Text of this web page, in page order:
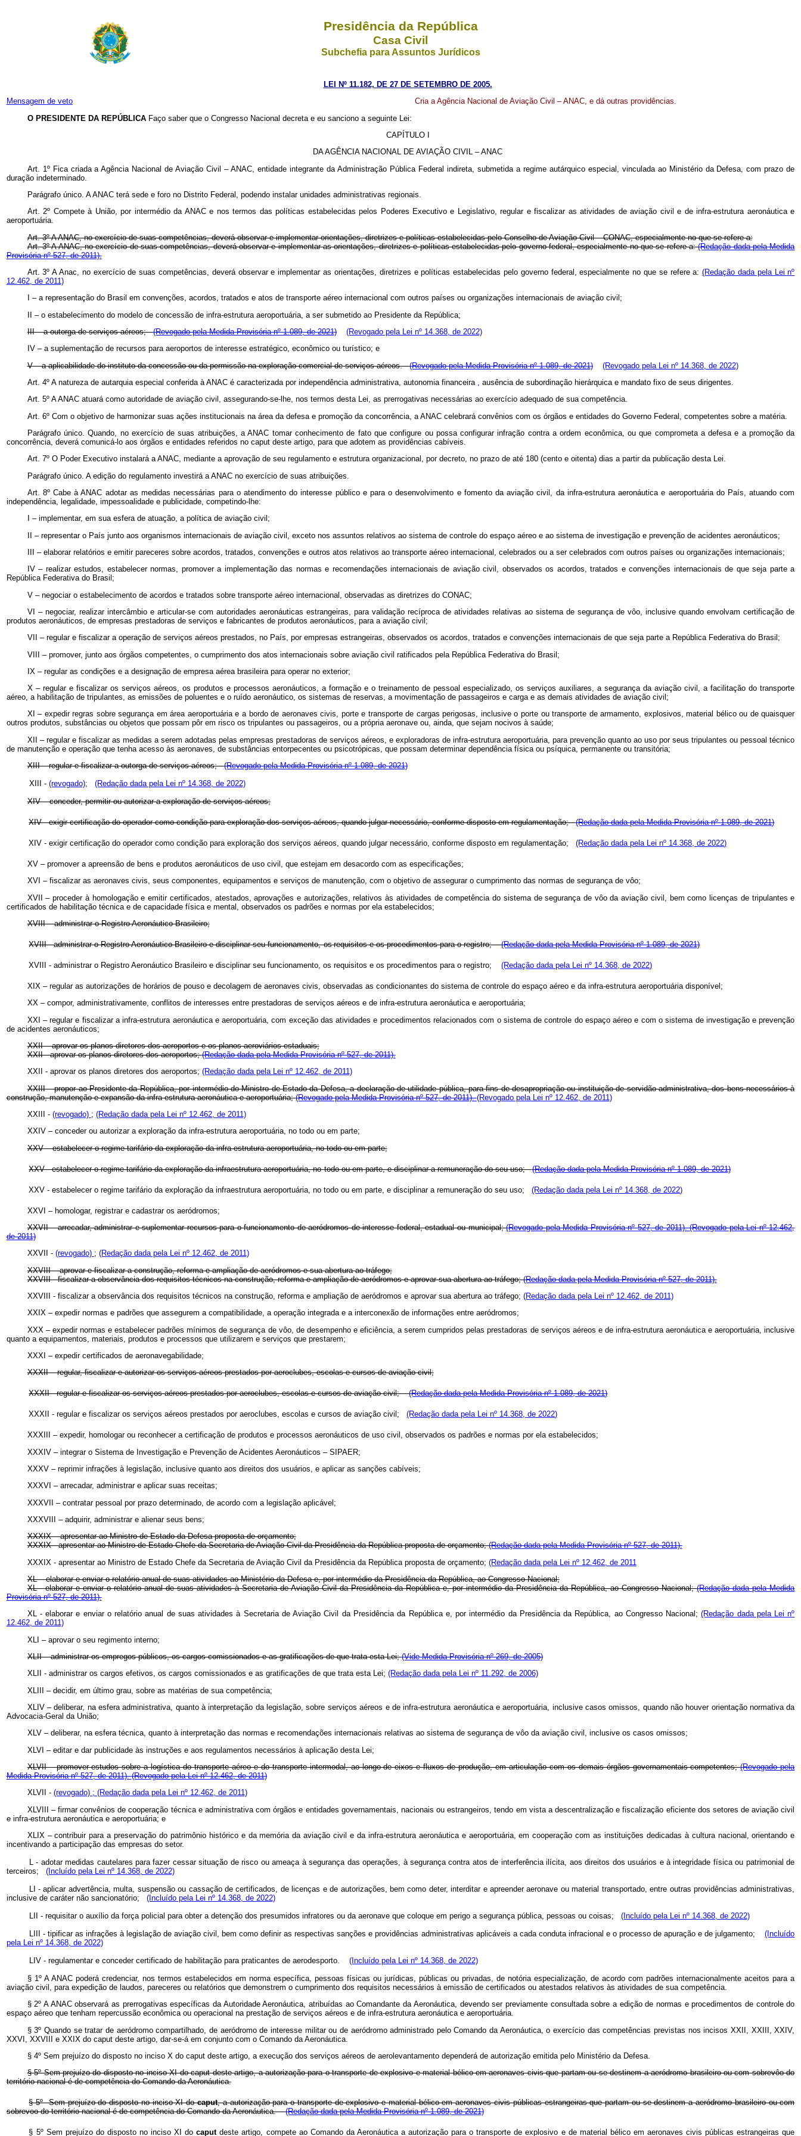
Presidência da República
Casa Civil
Subchefia para Assuntos Jurídicos
LEI Nº 11.182, DE 27 DE SETEMBRO DE 2005.
Mensagem de veto
Cria a Agência Nacional de Aviação Civil – ANAC, e dá outras providências.
O PRESIDENTE DA REPÚBLICA Faço saber que o Congresso Nacional decreta e eu sanciono a seguinte Lei:
CAPÍTULO I
DA AGÊNCIA NACIONAL DE AVIAÇÃO CIVIL – ANAC
Art. 1º Fica criada a Agência Nacional de Aviação Civil – ANAC, entidade integrante da Administração Pública Federal indireta, submetida a regime autárquico especial, vinculada ao Ministério da Defesa, com prazo de
duração indeterminado.
Parágrafo único. A ANAC terá sede e foro no Distrito Federal, podendo instalar unidades administrativas regionais.
Art. 2º Compete à União, por intermédio da ANAC e nos termos das políticas estabelecidas pelos Poderes Executivo e Legislativo, regular e fiscalizar as atividades de aviação civil e de infra-estrutura aeronáutica e
aeroportuária.
Art. 3º A ANAC, no exercício de suas competências, deverá observar e implementar orientações, diretrizes e políticas estabelecidas pelo Conselho de Aviação Civil – CONAC, especialmente no que se refere a:
Art. 3º A ANAC, no exercício de suas competências, deverá observar e implementar as orientações, diretrizes e políticas estabelecidas pelo governo federal, especialmente no que se refere a:(Redação dada pela Medida
Provisória nº 527, de 2011).
Art. 3º A Anac, no exercício de suas competências, deverá observar e implementar as orientações, diretrizes e políticas estabelecidas pelo governo federal, especialmente no que se refere a:(Redação dada pela Lei nº
12.462, de 2011)
I – a representação do Brasil em convenções, acordos, tratados e atos de transporte aéreo internacional com outros países ou organizações internacionais de aviação civil;
II – o estabelecimento do modelo de concessão de infra-estrutura aeroportuária, a ser submetido ao Presidente da República;
III – a outorga de serviços aéreos;(Revogado pela Medida Provisória nº 1.089, de 2021)
(Revogado pela Lei nº 14.368, de 2022)
IV – a suplementação de recursos para aeroportos de interesse estratégico, econômico ou turístico; e
V – a aplicabilidade do instituto da concessão ou da permissão na exploração comercial de serviços aéreos.(Revogado pela Medida Provisória nº 1.089, de 2021)
(Revogado pela Lei nº 14.368, de 2022)
Art. 4º A natureza de autarquia especial conferida à ANAC é caracterizada por independência administrativa, autonomia financeira
ausência de subordinação hierárquica e mandato fixo de seus dirigentes.
Art. 5º A ANAC atuará como autoridade de aviação civil, assegurando-se-lhe, nos termos desta Lei, as prerrogativas necessárias ao exercício adequado de sua competência.
Art. 6º Com o objetivo de harmonizar suas ações institucionais na área da defesa e promoção da concorrência, a ANAC celebrará convênios com os órgãos e entidades do Governo Federal, competentes sobre a matéria.
Parágrafo único. Quando, no exercício de suas atribuições, a ANAC tomar conhecimento de fato que configure ou possa configurar infração contra a ordem econômica, ou que comprometa a defesa e a promoção da
concorrência, deverá comunicá-lo aos órgãos e entidades referidos no caput deste artigo, para que adotem as providências cabíveis.
Art. 7º O Poder Executivo instalará a ANAC, mediante a aprovação de seu regulamento e estrutura organizacional, por decreto, no prazo de até 180 (cento e oitenta) dias a partir da publicação desta Lei.
Parágrafo único. A edição do regulamento investirá a ANAC no exercício de suas atribuições.
Art. 8º Cabe à ANAC adotar as medidas necessárias para o atendimento do interesse público e para o desenvolvimento e fomento da aviação civil, da infra-estrutura aeronáutica e aeroportuária do País, atuando com
independência, legalidade, impessoalidade e publicidade, competindo-lhe:
I – implementar, em sua esfera de atuação, a política de aviação civil;
II – representar o País junto aos organismos internacionais de aviação civil, exceto nos assuntos relativos ao sistema de controle do espaço aéreo e ao sistema de investigação e prevenção de acidentes aeronáuticos;
III – elaborar relatórios e emitir pareceres sobre acordos, tratados, convenções e outros atos relativos ao transporte aéreo internacional, celebrados ou a ser celebrados com outros países ou organizações internacionais;
IV – realizar estudos, estabelecer normas, promover a implementação das normas e recomendações internacionais de aviação civil, observados os acordos, tratados e convenções internacionais de que seja parte a
República Federativa do Brasil;
V – negociar o estabelecimento de acordos e tratados sobre transporte aéreo internacional, observadas as diretrizes do CONAC;
VI – negociar, realizar intercâmbio e articular-se com autoridades aeronáuticas estrangeiras, para validação recíproca de atividades relativas ao sistema de segurança de vôo, inclusive quando envolvam certificação de
produtos aeronáuticos, de empresas prestadoras de serviços e fabricantes de produtos aeronáuticos, para a aviação civil;
VII – regular e fiscalizar a operação de serviços aéreos prestados, no País, por empresas estrangeiras, observados os acordos, tratados e convenções internacionais de que seja parte a República Federativa do Brasil;
VIII – promover, junto aos órgãos competentes, o cumprimento dos atos internacionais sobre aviação civil ratificados pela República Federativa do Brasil;
IX – regular as condições e a designação de empresa aérea brasileira para operar no exterior;
X – regular e fiscalizar os serviços aéreos, os produtos e processos aeronáuticos, a formação e o treinamento de pessoal especializado, os serviços auxiliares, a segurança da aviação civil, a facilitação do transporte
aéreo, a habilitação de tripulantes, as emissões de poluentes e o ruído aeronáutico, os sistemas de reservas, a movimentação de passageiros e carga e as demais atividades de aviação civil;
XI – expedir regras sobre segurança em área aeroportuária e a bordo de aeronaves civis, porte e transporte de cargas perigosas, inclusive o porte ou transporte de armamento, explosivos, material bélicoou de quaisquer
outros produtos, substâncias ou objetos que possam pôr em risco os tripulantes ou passageiros, ou a própria aeronave ou, ainda, que sejam nocivos à saúde;
XII – regular e fiscalizar as medidas a serem adotadas pelas empresas prestadoras de serviços aéreos, e exploradoras de infra-estrutura aeroportuária, para prevenção quanto ao uso por seus tripulantes ou pessoal técnico
de manutenção e operação que tenha acesso às aeronaves, de substâncias entorpecentes ou psicotrópicas, que possam determinar dependência física ou psíquica, permanente ou transitória;
XIII – regular e fiscalizar a outorga de serviços aéreos;(Revogado pela Medida Provisória nº 1.089, de 2021)
XIII - (revogado); (Redação dada pela Lei nº 14.368, de 2022)
XIV – conceder, permitir ou autorizar a exploração de serviços aéreos;
XIV - exigir certificação do operador como condição para exploração dos serviços aéreos, quando julgar necessário, conforme disposto em regulamentação;(Redação dada pela Medida Provisória nº 1.089, de 2021)
XIV - exigir certificação do operador como condição para exploração dos serviços aéreos, quando julgar necessário, conforme disposto em regulamentação;(Redação dada pela Lei nº 14.368, de 2022)
XV – promover a apreensão de bens e produtos aeronáuticos de uso civil, que estejam em desacordo com as especificações;
XVI – fiscalizar as aeronaves civis, seus componentes, equipamentos e serviços de manutenção, com o objetivo de assegurar o cumprimento das normas de segurança de vôo;
XVII – proceder à homologação e emitir certificados, atestados, aprovações e autorizações, relativos às atividades de competência do sistema de segurança de vôo da aviação civil, bem como licenças de tripulantes e
certificados de habilitação técnica e de capacidade física e mental, observados os padrões e normas por ela estabelecidos;
XVIII – administrar o Registro Aeronáutico Brasileiro;
XVIII - administrar o Registro Aeronáutico Brasileiro e disciplinar seu funcionamento, os requisitos e os procedimentos para o registro;(Redação dada pela Medida Provisória nº 1.089, de 2021)
XVIII - administrar o Registro Aeronáutico Brasileiro e disciplinar seu funcionamento, os requisitos e os procedimentos para o registro;(Redação dada pela Lei nº 14.368, de 2022)
XIX – regular as autorizações de horários de pouso e decolagem de aeronaves civis, observadas as condicionantes do sistema de controle do espaço aéreo e da infra-estrutura aeroportuária disponível;
XX – compor, administrativamente, conflitos de interesses entre prestadoras de serviços aéreos e de infra-estrutura aeronáutica e aeroportuária;
XXI – regular e fiscalizar a infra-estrutura aeronáutica e aeroportuária, com exceção das atividades e procedimentos relacionados com o sistema de controle do espaço aéreo e com o sistema de investigação e prevenção
de acidentes aeronáuticos;
XXII – aprovar os planos diretores dos aeroportos e os planos aeroviários estaduais;
XXII - aprovar os planos diretores dos aeroportos;(Redação dada pela Medida Provisória nº 527, de 2011).
XXII - aprovar os planos diretores dos aeroportos; (Redação dada pela Lei nº 12.462, de 2011)
XXIII – propor ao Presidente da República, por intermédio do Ministro de Estado da Defesa, a declaração de utilidade pública, para fins de desapropriação ou instituição de servidão administrativa, dos bens necessários à
construção, manutenção e expansão da infra-estrutura aeronáutica e aeroportuária;(Revogado pela Medida Provisória nº 527, de 2011).(Revogado pela Lei nº 12.462, de 2011)
XXIII - (revogado) ; (Redação dada pela Lei nº 12.462, de 2011)
XXIV – conceder ou autorizar a exploração da infra-estrutura aeroportuária, no todo ou em parte;
XXV – estabelecer o regime tarifário da exploração da infra-estrutura aeroportuária, no todo ou em parte;
XXV - estabelecer o regime tarifário da exploração da infraestrutura aeroportuária, no todo ou em parte, e disciplinar a remuneração do seu uso;(Redação dada pela Medida Provisória nº 1.089, de 2021)
XXV - estabelecer o regime tarifário da exploração da infraestrutura aeroportuária, no todo ou em parte, e disciplinar a remuneração do seu uso;(Redação dada pela Lei nº 14.368, de 2022)
XXVI – homologar, registrar e cadastrar os aeródromos;
XXVII – arrecadar, administrar e suplementar recursos para o funcionamento de aeródromos de interesse federal, estadual ou municipal;(Revogado pela Medida Provisória nº 527, de 2011).(Revogado pela Lei nº 12.462,
de 2011)
XXVII - (revogado) ; (Redação dada pela Lei nº 12.462, de 2011)
XXVIII – aprovar e fiscalizar a construção, reforma e ampliação de aeródromos e sua abertura ao tráfego;
XXVIII - fiscalizar a observância dos requisitos técnicos na construção, reforma e ampliação de aeródromos e aprovar sua abertura ao tráfego;(Redação dada pela Medida Provisória nº 527, de 2011).
XXVIII - fiscalizar a observância dos requisitos técnicos na construção, reforma e ampliação de aeródromos e aprovar sua abertura ao tráfego; (Redação dada pela Lei nº 12.462, de 2011)
XXIX – expedir normas e padrões que assegurem a compatibilidade, a operação integrada e a interconexão de informações entre aeródromos;
XXX – expedir normas e estabelecer padrões mínimos de segurança de vôo, de desempenho e eficiência, a serem cumpridos pelas prestadoras de serviços aéreos e de infra-estrutura aeronáutica e aeroportuária, inclusive
quanto a equipamentos, materiais, produtos e processos que utilizarem e serviços que prestarem;
XXXI – expedir certificados de aeronavegabilidade;
XXXII – regular, fiscalizar e autorizar os serviços aéreos prestados por aeroclubes, escolas e cursos de aviação civil;
XXXII - regular e fiscalizar os serviços aéreos prestados por aeroclubes, escolas e cursos de aviação civil;(Redação dada pela Medida Provisória nº 1.089, de 2021)
XXXII - regular e fiscalizar os serviços aéreos prestados por aeroclubes, escolas e cursos de aviação civil;(Redação dada pela Lei nº 14.368, de 2022)
XXXIII – expedir, homologar ou reconhecer a certificação de produtos e processos aeronáuticos de uso civil, observados os padrões e normas por ela estabelecidos;
XXXIV – integrar o Sistema de Investigação e Prevenção de Acidentes Aeronáuticos – SIPAER;
XXXV – reprimir infrações à legislação, inclusive quanto aos direitos dos usuários, e aplicar as sanções cabíveis;
XXXVI – arrecadar, administrar e aplicar suas receitas;
XXXVII – contratar pessoal por prazo determinado, de acordo com a legislação aplicável;
XXXVIII – adquirir, administrar e alienar seus bens;
XXXIX – apresentar ao Ministro de Estado da Defesa proposta de orçamento;
XXXIX - apresentar ao Ministro de Estado Chefe da Secretaria de Aviação Civil da Presidência da República proposta de orçamento;(Redação dada pela Medida Provisória nº 527, de 2011).
XXXIX - apresentar ao Ministro de Estado Chefe da Secretaria de Aviação Civil da Presidência da República proposta de orçamento; (Redação dada pela Lei nº 12.462, de 2011
XL – elaborar e enviar o relatório anual de suas atividades ao Ministério da Defesa e, por intermédio da Presidência da República, ao Congresso Nacional;
XL - elaborar e enviar o relatório anual de suas atividades à Secretaria de Aviação Civil da Presidência da República e, por intermédio da Presidência da República, ao Congresso Nacional;(Redação dada pela Medida
Provisória nº 527, de 2011).
XL - elaborar e enviar o relatório anual de suas atividades à Secretaria de Aviação Civil da Presidência da República e, por intermédio da Presidência da República, ao Congresso Nacional;(Redação dada pela Lei nº
12.462, de 2011)
XLI – aprovar o seu regimento interno;
XLII – administrar os empregos públicos, os cargos comissionados e as gratificações de que trata esta Lei;(Vide Medida Provisória nº 269, de 2005)
XLII - administrar os cargos efetivos, os cargos comissionados e as gratificações de que trata esta Lei; (Redação dada pela Lei nº 11.292, de 2006)
XLIII – decidir, em último grau, sobre as matérias de sua competência;
XLIV – deliberar, na esfera administrativa, quanto à interpretação da legislação, sobre serviços aéreos e de infra-estrutura aeronáutica e aeroportuária, inclusive casos omissos, quando não houver orientação normativa da
Advocacia-Geral da União;
XLV – deliberar, na esfera técnica, quanto à interpretação das normas e recomendações internacionais relativas ao sistema de segurança de vôo da aviação civil, inclusive os casos omissos;
XLVI – editar e dar publicidade às instruções e aos regulamentos necessários à aplicação desta Lei;
XLVII – promover estudos sobre a logística do transporte aéreo e do transporte intermodal, ao longo de eixos e fluxos de produção, em articulação com os demais órgãos governamentais competentes;(Revogado pela
Medida Provisória nº 527, de 2011).(Revogado pela Lei nº 12.462, de 2011)
XLVII - (revogado) ; (Redação dada pela Lei nº 12.462, de 2011)
XLVIII – firmar convênios de cooperação técnica e administrativa com órgãos e entidades governamentais, nacionais ou estrangeiros, tendo em vista a descentralização e fiscalização eficiente dos setores de aviação civil
e infra-estrutura aeronáutica e aeroportuária; e
XLIX – contribuir para a preservação do patrimônio histórico e da memória da aviação civil e da infra-estrutura aeronáutica e aeroportuária, em cooperação com as instituições dedicadas à cultura nacional, orientando e
incentivando a participação das empresas do setor.
L - adotar medidas cautelares para fazer cessar situação de risco ou ameaça à segurança das operações, à segurança contra atos de interferência ilícita, aos direitos dos usuários e à integridade física ou patrimonial de
terceiros; (Incluído pela Lei nº 14.368, de 2022)
LI - aplicar advertência, multa, suspensão ou cassação de certificados, de licenças e de autorizações, bem como deter, interditar e apreender aeronave ou material transportado, entre outras providências administrativas,
inclusive de caráter não sancionatório; (Incluído pela Lei nº 14.368, de 2022)
LII - requisitar o auxílio da força policial para obter a detenção dos presumidos infratores ou da aeronave que coloque em perigo a segurança pública, pessoas ou coisas; (Incluído pela Lei nº 14.368, de 2022)
LIII - tipificar as infrações à legislação de aviação civil, bem como definir as respectivas sanções e providências administrativas aplicáveis a cada conduta infracional e o processo de apuração e de julgamento;(Incluído
pela Lei nº 14.368, de 2022)
LIV - regulamentar e conceder certificado de habilitação para praticantes de aerodesporto. (Incluído pela Lei nº 14.368, de 2022)
§ 1º A ANAC poderá credenciar, nos termos estabelecidos em norma específica, pessoas físicas ou jurídicas, públicas ou privadas, de notória especialização, de acordo com padrões internacionalmente aceitos para a
aviação civil, para expedição de laudos, pareceres ou relatórios que demonstrem o cumprimento dos requisitos necessários à emissão de certificados ou atestados relativos às atividades de sua competência.
§ 2º A ANAC observará as prerrogativas específicas da Autoridade Aeronáutica, atribuídas ao Comandante da Aeronáutica, devendo ser previamente consultadasobre a edição de normas e procedimentos de controle do
espaço aéreo que tenham repercussão econômica ou operacional na prestação de serviços aéreos e de infra-estrutura aeronáutica e aeroportuária.
§ 3º Quando se tratar de aeródromo compartilhado, de aeródromo de interesse militar ou de aeródromo administrado pelo Comando da Aeronáutica, o exercício das competências previstas nos incisos XXII, XXIII, XXIV,
XXVI, XXVIII e XXIX do caput deste artigo, dar-se-á em conjunto com o Comando da Aeronáutica.
§ 4º Sem prejuízo do disposto no inciso X do caput deste artigo, a execução dos serviços aéreos de aerolevantamento dependerá de autorização emitida pelo Ministério da Defesa.
§ 5º Sem prejuízo do disposto no inciso XI do caput deste artigo, a autorização para o transporte de explosivo e material bélico em aeronaves civis que partam ou se destinem a aeródromo brasileiro ou com sobrevôo do
território nacional é de competência do Comando da Aeronáutica.
§ 5º Sem prejuízo do disposto no inciso XI docaput, a autorização para o transporte de explosivo e material bélico em aeronaves civis públicas estrangeiras que partam ou se destinem a aeródromo brasileiro ou com
sobrevoo do território nacional é de competência do Comando da Aeronáutica.(Redação dada pela Medida Provisória nº 1.089, de 2021)
§ 5º Sem prejuízo do disposto no inciso XI docaputdeste artigo, compete ao Comando da Aeronáutica a autorização para o transporte de explosivo e de material bélico em aeronaves civis públicas estrangeiras que